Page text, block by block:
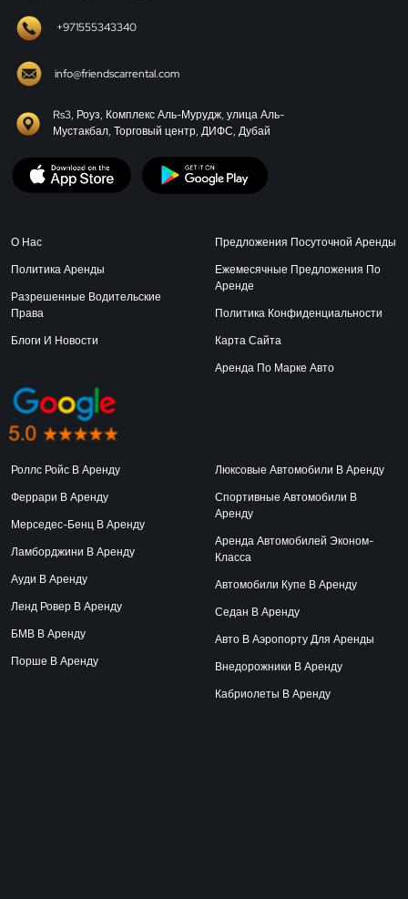
+971555343340
info@friendscarrental.com
Rs3, Роуз, Комплекс Аль-Мурудж, улица Аль-
Мустакбал, Торговый центр, ДИФС, Дубай
О Нас
Политика Аренды
Разрешенные Водительские
Права
Блоги И Новости
Предложения Посуточной Аренды
Ежемесячные Предложения По
Аренде
Политика Конфиденциальности
Карта Сайта
Аренда По Марке Авто
Роллс Ройс В Аренду
Феррари В Аренду
Мерседес-Бенц В Аренду
Ламборджини В Аренду
Ауди В Аренду
Ленд Ровер В Аренду
БМВ В Аренду
Порше В Аренду
Люксовые Автомобили В Аренду
Спортивные Автомобили В
Аренду
Аренда Автомобилей Эконом-
Класса
Автомобили Купе В Аренду
Седан В Аренду
Авто В Аэропорту Для Аренды
Внедорожники В Аренду
Кабриолеты В Аренду